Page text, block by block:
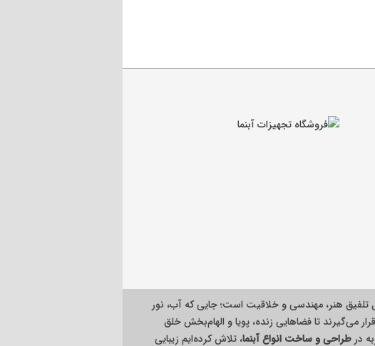
هنر، مهندسی و خلاقیت است؛ جایی که آب، نور
می‌گیرند تا فضاهایی زنده، پویا و الهام‌بخش خلق
در طراحی و ساخت انواع آبنما، تلاش کرده‌ایم زیبایی